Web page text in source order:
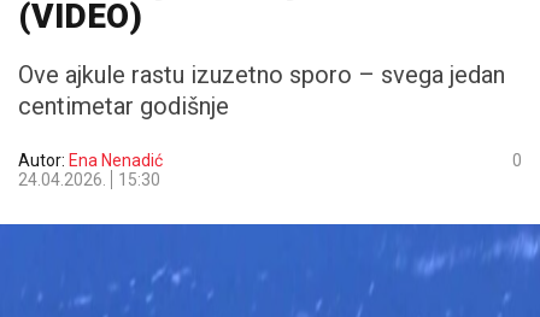
(VIDEO)
Ove ajkule rastu izuzetno sporo – svega jedan
centimetar godišnje
Autor: Ena Nenadić
24.04.2026.
15:30
0